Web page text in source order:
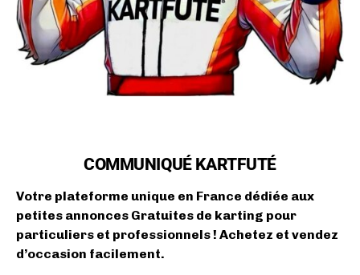
COMMUNIQUÉ KARTFUTÉ
Votre plateforme unique en France dédiée aux
petites annonces Gratuites de karting pour
particuliers et professionnels ! Achetez et vendez
d’occasion facilement.